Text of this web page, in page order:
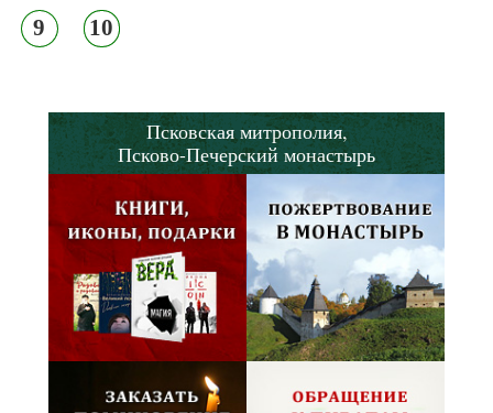
9 10
Псковская митрополия,
Псково-Печерский монастырь